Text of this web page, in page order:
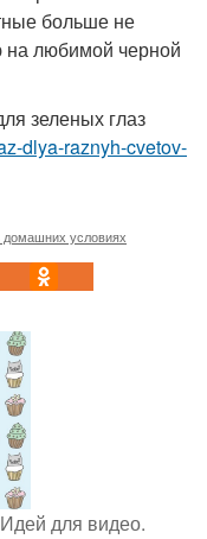
больше не
на любимой черной
зеленых глаз
dlya-raznyh-cvetov-
домашних условиях
для видео.